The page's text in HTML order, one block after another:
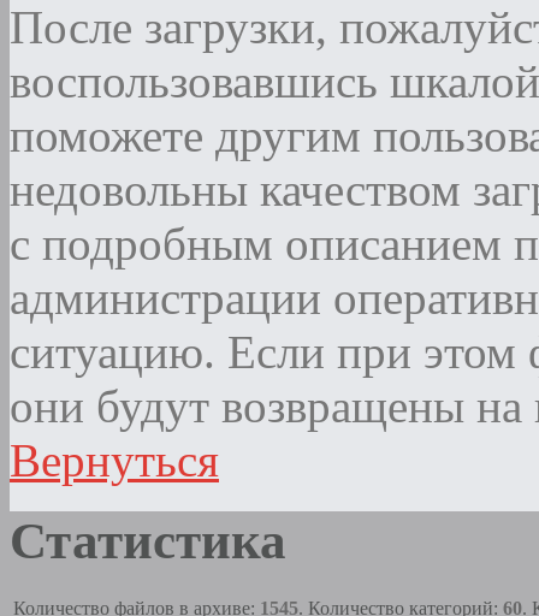
После загрузки,
воспользовавшись
поможете другим
недовольны качеством
с подробным описанием
администрации
ситуацию. Если при этом
они будут возвращены на
Вернуться
Статистика
Количество файлов в архиве: 1545. Количество категорий: 60.